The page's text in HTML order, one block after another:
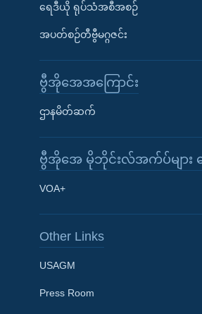
Learning English
ဘာသာစကားများ
ရေဒီယို ရုပ်သံအစီအစဉ်
အပတ်စဉ်တီဗွီမဂ္ဂဇင်း
ဗွီအိုအေအကြောင်း
ဌာနမိတ်ဆက်
ဗွီအိုအေ မိုဘိုင်းလ်အက်ပ်များ
VOA+
Other Links
USAGM
Press Room